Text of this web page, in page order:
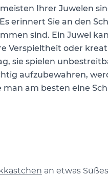
Ihrer Juwelen
erinnert Sie an den
sind. Ein Juwel
Verspieltheit oder
sie spielen
aufzubewahren,
man am besten eine
an etwas